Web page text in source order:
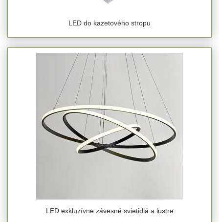
LED do kazetového stropu
LED exkluzívne závesné svietidlá a lustre